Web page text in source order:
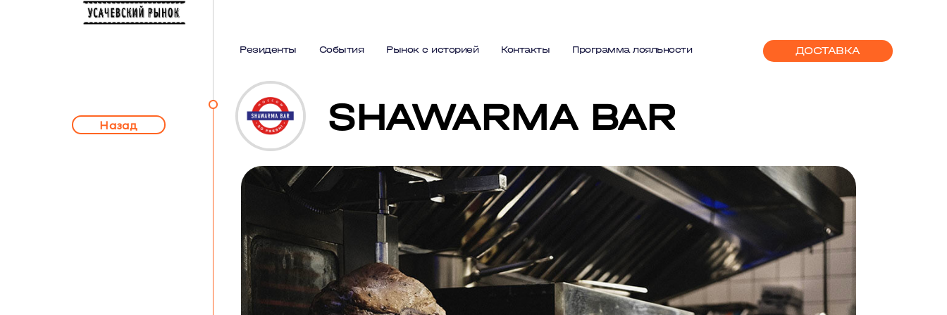
Резиденты События Рынок с историей Контакты Программа лояльности ДОСТАВКА
Назад SHAWARMA BAR